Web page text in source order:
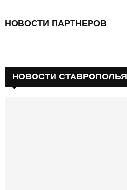
НОВОСТИ ПАРТНЕРОВ
НОВОСТИ СТАВРОПОЛЬЯ